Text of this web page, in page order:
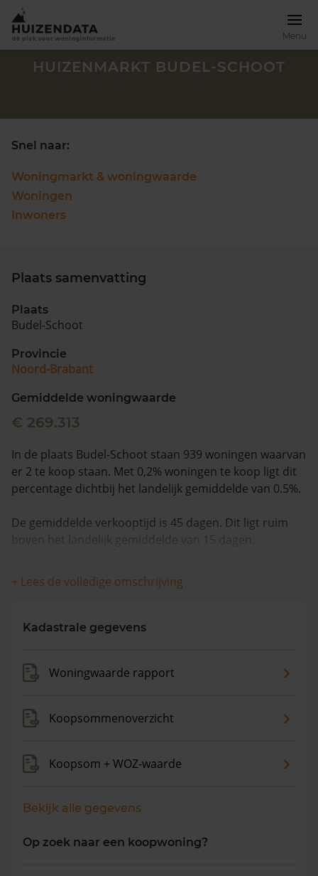
Menu
Zoek een woning
088 220 4200
Maandag t/m vrijdag - 08:00 -18:00
HUIZENMARKT BUDEL-SCHOOT
Snel naar:
Woningmarkt & woningwaarde
Woningen
Inwoners
Plaats samenvatting
Plaats
Budel-Schoot
Provincie
Noord-Brabant
Gemiddelde woningwaarde
€ 269.313
In de plaats Budel-Schoot staan 939 woningen waarvan
er 2 te koop staan. Met 0,2% woningen te koop ligt dit
percentage dichtbij het landelijk gemiddelde van 0.5%.
De gemiddelde verkooptijd is 45 dagen. Dit ligt ruim
boven het landelijk gemiddelde van 15 dagen.
De gemiddelde huizenprijs is €562.000. De gemiddelde
vraagprijs is €562.000. In de afgelopen 12 maanden is
+ Lees de volledige omschrijving
Kadastrale gegevens
Woningwaarde rapport
Koopsommenoverzicht
Koopsom + WOZ-waarde
Bekijk alle gegevens
Op zoek naar een koopwoning?